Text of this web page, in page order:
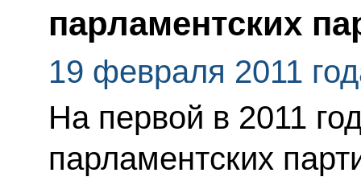
парламентских
19 февраля 2011
На первой в 2011
парламентских